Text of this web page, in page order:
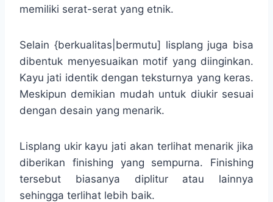
memiliki serat-serat yang etnik.
Selain {berkualitas|bermutu] lisplang juga bisa
dibentuk menyesuaikan motif yang diinginkan.
Kayu jati identik dengan teksturnya yang keras.
Meskipun demikian mudah untuk diukir sesuai
dengan desain yang menarik.
Lisplang ukir kayu jati akan terlihat menarik jika
diberikan finishing yang sempurna. Finishing
tersebut biasanya diplitur atau lainnya
sehingga terlihat lebih baik.